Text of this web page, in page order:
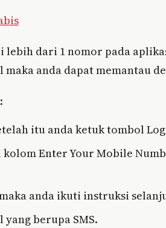
dari 1 nomor pada
anda dapat memantau
itu anda ketuk tombol
Enter Your Mobile
anda ikuti instruksi
berupa SMS.